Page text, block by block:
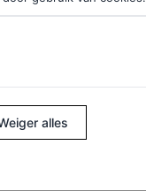
Beste
alles